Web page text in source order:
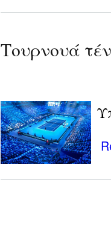
Τουρνουά